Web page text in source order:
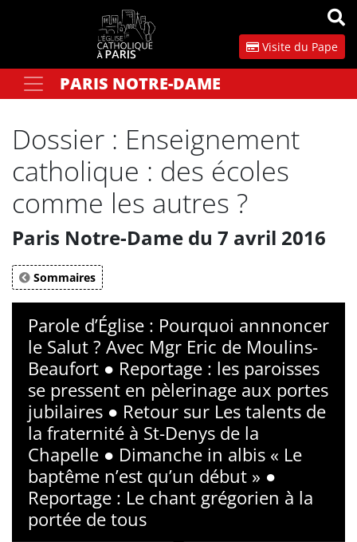
Visite du Pape
Votre recherchePARIS NOTRE-DAME
Dossier : Enseignement
catholique : des écoles
comme les autres ?
Paris Notre-Dame du 7 avril 2016
Sommaires
Parole d’Église : Pourquoi annnoncer
le Salut ? Avec Mgr Eric de Moulins-
Beaufort ● Reportage : les paroisses
se pressent en pèlerinage aux portes
jubilaires ● Retour sur Les talents de
la fraternité à St-Denys de la
Chapelle ● Dimanche in albis « Le
baptême n’est qu’un début » ●
Reportage : Le chant grégorien à la
portée de tous
Panneau de gestion des cookies